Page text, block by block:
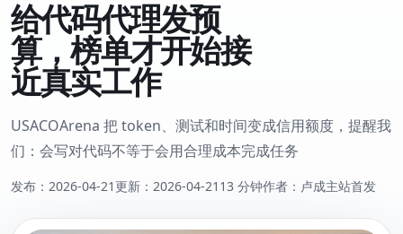
给代码代理发预
算，榜单才开始接
近真实工作
USACOArena 把 token、测试和时间变成信用额度，提醒我
们：会写对代码不等于会用合理成本完成任务
发布： 2026-04-21更新： 2026-04-21 13 分钟作者：卢成主站首发